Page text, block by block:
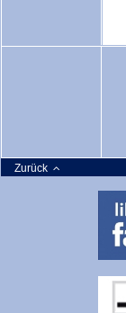
Zurück